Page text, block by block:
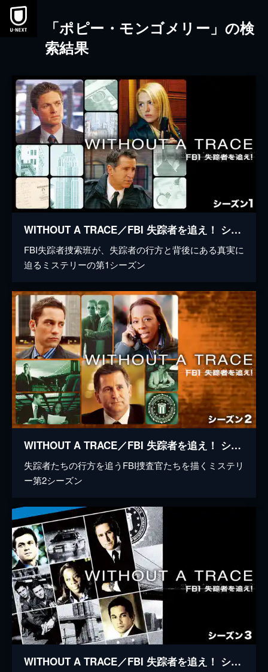
本文へスキップ
「ポピー・モンゴメリー」の検
索結果
WITHOUT A TRACE／FBI 失踪者を追え！ シーズン1
FBI失踪者捜索班が、失踪者の行方と背後にある真実に
迫るミステリーの第1シーズン
WITHOUT A TRACE／FBI 失踪者を追え！ シーズン2
失踪者たちの行方を追うFBI捜査官たちを描くミステリ
ー第2シーズン
WITHOUT A TRACE／FBI 失踪者を追え！ シーズン3